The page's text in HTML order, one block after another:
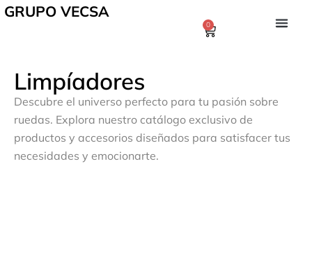
GRUPO VECSA
0
Limpíadores
Descubre el universo perfecto para tu pasión sobre
ruedas. Explora nuestro catálogo exclusivo de
productos y accesorios diseñados para satisfacer tus
necesidades y emocionarte.